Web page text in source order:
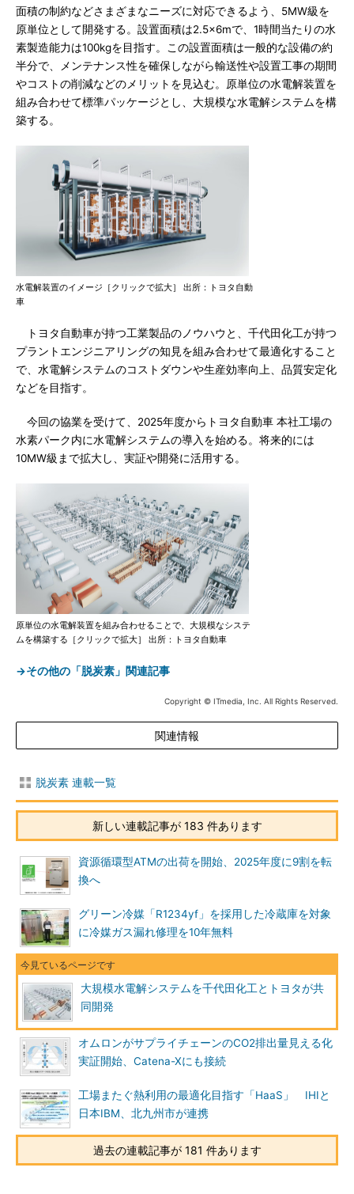
面積の制約などさまざまなニーズに対応できるよう、5MW級を
原単位として開発する。設置面積は2.5×6mで、1時間当たりの水
素製造能力は100kgを目指す。この設置面積は一般的な設備の約
半分で、メンテナンス性を確保しながら輸送性や設置工事の期間
やコストの削減などのメリットを見込む。原単位の水電解装置を
組み合わせて標準パッケージとし、大規模な水電解システムを構
築する。
水電解装置のイメージ［クリックで拡大］ 出所：トヨタ自動
車
トヨタ自動車が持つ工業製品のノウハウと、千代田化工が持つ
プラントエンジニアリングの知見を組み合わせて最適化すること
で、水電解システムのコストダウンや生産効率向上、品質安定化
などを目指す。
今回の協業を受けて、2025年度からトヨタ自動車 本社工場の
水素パーク内に水電解システムの導入を始める。将来的には
10MW級まで拡大し、実証や開発に活用する。
原単位の水電解装置を組み合わせることで、大規模なシステ
ムを構築する［クリックで拡大］ 出所：トヨタ自動車
→その他の「脱炭素」関連記事
Copyright © ITmedia, Inc. All Rights Reserved.
関連情報
脱炭素 連載一覧
新しい連載記事が 183 件あります
資源循環型ATMの出荷を開始、2025年度に9割を転
換へ
グリーン冷媒「R1234yf」を採用した冷蔵庫を対象
に冷媒ガス漏れ修理を10年無料
大規模水電解システムを千代田化工とトヨタが共
同開発
オムロンがサプライチェーンのCO2排出量見える化
実証開始、Catena-Xにも接続
工場またぐ熱利用の最適化目指す「HaaS」 IHIと
日本IBM、北九州市が連携
過去の連載記事が 181 件あります